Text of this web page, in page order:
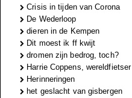
Crisis in tijden van Corona
De Wederloop
dieren in de Kempen
Dit moest ik ff kwijt
dromen zijn bedrog, toch?
Harrie Coppens, wereldfietser
Herinneringen
het geslacht van gisbergen